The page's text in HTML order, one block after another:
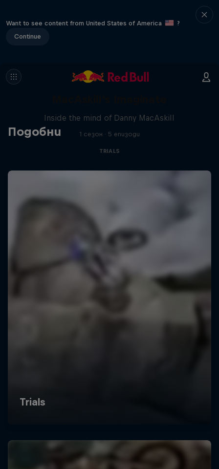
Want to see content from United States of America
?
Continue
Подобни
Inside the mind of Danny MacAskill
1 сезон · 5 епизоди
TRIALS